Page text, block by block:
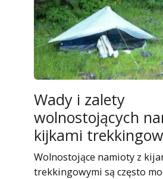
Wady i zalety
wolnostojących
kijkami
Wolnostojące namioty z
trekkingowymi są często